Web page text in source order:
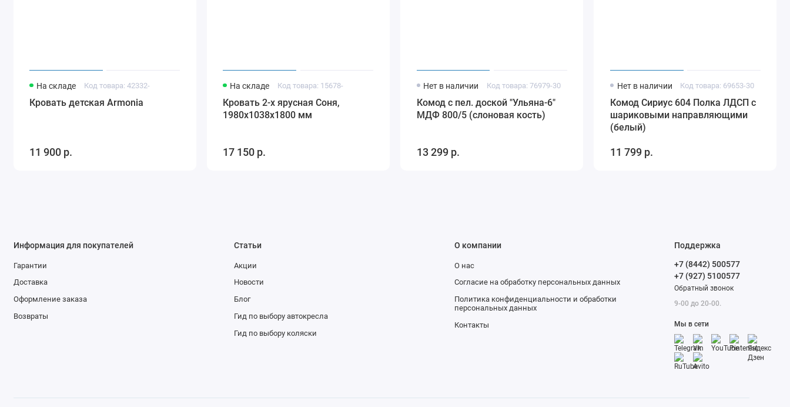
На складе Код товара: 42332-
Кровать детская Armonia
11 900 р.
На складе Код товара: 15678-
Кровать 2-х ярусная Соня,
1980х1038х1800 мм
17 150 р.
Нет в наличии Код товара: 76979-30
Комод с пел. доской "Ульяна-6"
МДФ 800/5 (слоновая кость)
13 299 р.
Нет в наличии Код товара: 69653-30
Комод Сириус 604 Полка ЛДСП с
шариковыми направляющими
(белый)
11 799 р.
Информация для покупателей
Гарантии
Доставка
Оформление заказа
Возвраты
Статьи
Акции
Новости
Блог
Гид по выбору автокресла
Гид по выбору коляски
О компании
О нас
Согласие на обработку персональных данных
Политика конфиденциальности и обработки
персональных данных
Контакты
Поддержка
+7 (8442) 500577
+7 (927) 5100577
Обратный звонок
9-00 до 20-00.
Мы в сети